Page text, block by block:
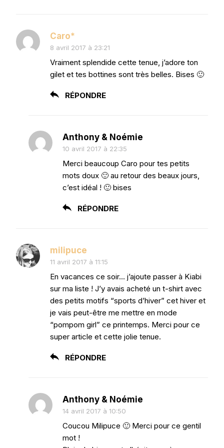
Caro*
8 avril 2017 à 23:21
Vraiment splendide cette tenue, j’adore ton
gilet et tes bottines sont très belles. Bises 🙂
RÉPONDRE
Anthony & Noémie
10 avril 2017 à 22:35
Merci beaucoup Caro pour tes petits
mots doux 🙂 au retour des beaux jours,
c’est idéal ! 🙂 bises
RÉPONDRE
milipuce
11 avril 2017 à 11:15
En vacances ce soir… j’ajoute passer à Kiabi
sur ma liste ! J’y avais acheté un t-shirt avec
des petits motifs “sports d’hiver” cet hiver et
je vais peut-être me mettre en mode
“pompom girl” ce printemps. Merci pour ce
super article et cette jolie tenue.
RÉPONDRE
Anthony & Noémie
14 avril 2017 à 10:50
Coucou Milipuce 🙂 Merci pour ce gentil
mot !